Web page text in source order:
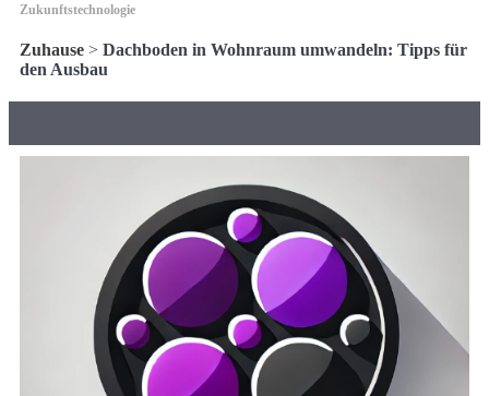
Zukunftstechnologie
Zuhause > Dachboden in Wohnraum umwandeln: Tipps für
den Ausbau